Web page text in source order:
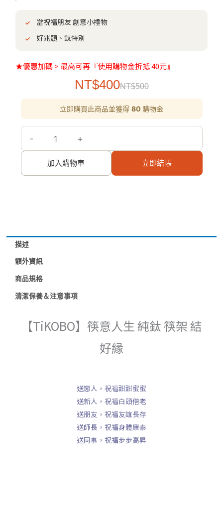
當祝福朋友 創意小禮物
好兆頭、鈦特別
★優惠加碼 > 最高可再『使用購物金折抵 40元』
NT$500
原
價
NT$400
目
價
立即購買此商品並獲得 80 購物金
-
筷
意
生
縁
量
+
加入購物車 立即結帳
描述
額外資訊
商品規格
清潔保養＆注意事項
【TiKOBO】筷意人生 純鈦 筷架 結
好縁
送戀人，祝福甜甜蜜蜜
送新人，祝福白頭偕老
送朋友，祝福友誼長存
送師長，祝福身體康泰
送同事，祝福步步高昇